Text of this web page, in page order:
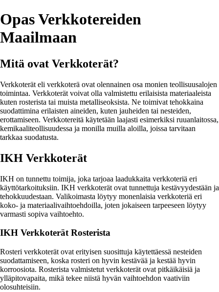
Opas Verkkotereiden
Maailmaan
Mitä ovat Verkkoterät?
Verkkoterät eli verkkoterä ovat olennainen osa monien teollisuusalojen
toimintaa. Verkkoterät voivat olla valmistettu erilaisista materiaaleista
kuten rosterista tai muista metalliseoksista. Ne toimivat tehokkaina
suodattimina erilaisten aineiden, kuten jauheiden tai nesteiden,
erottamiseen. Verkkotereitä käytetään laajasti esimerkiksi ruuanlaitossa,
kemikaaliteollisuudessa ja monilla muilla aloilla, joissa tarvitaan
tarkkaa suodatusta.
IKH Verkkoterät
IKH on tunnettu toimija, joka tarjoaa laadukkaita verkkoteriä eri
käyttötarkoituksiin. IKH verkkoterät ovat tunnettuja kestävyydestään ja
tehokkuudestaan. Valikoimasta löytyy monenlaisia verkkoteriä eri
koko- ja materiaalivaihtoehdoilla, joten jokaiseen tarpeeseen löytyy
varmasti sopiva vaihtoehto.
IKH Verkkoterät Rosterista
Rosteri verkkoterät ovat erityisen suosittuja käytettäessä nesteiden
suodattamiseen, koska rosteri on hyvin kestävää ja kestää hyvin
korroosiota. Rosterista valmistetut verkkoterät ovat pitkäikäisiä ja
ylläpitovapaita, mikä tekee niistä hyvän vaihtoehdon vaativiin
olosuhteisiin.